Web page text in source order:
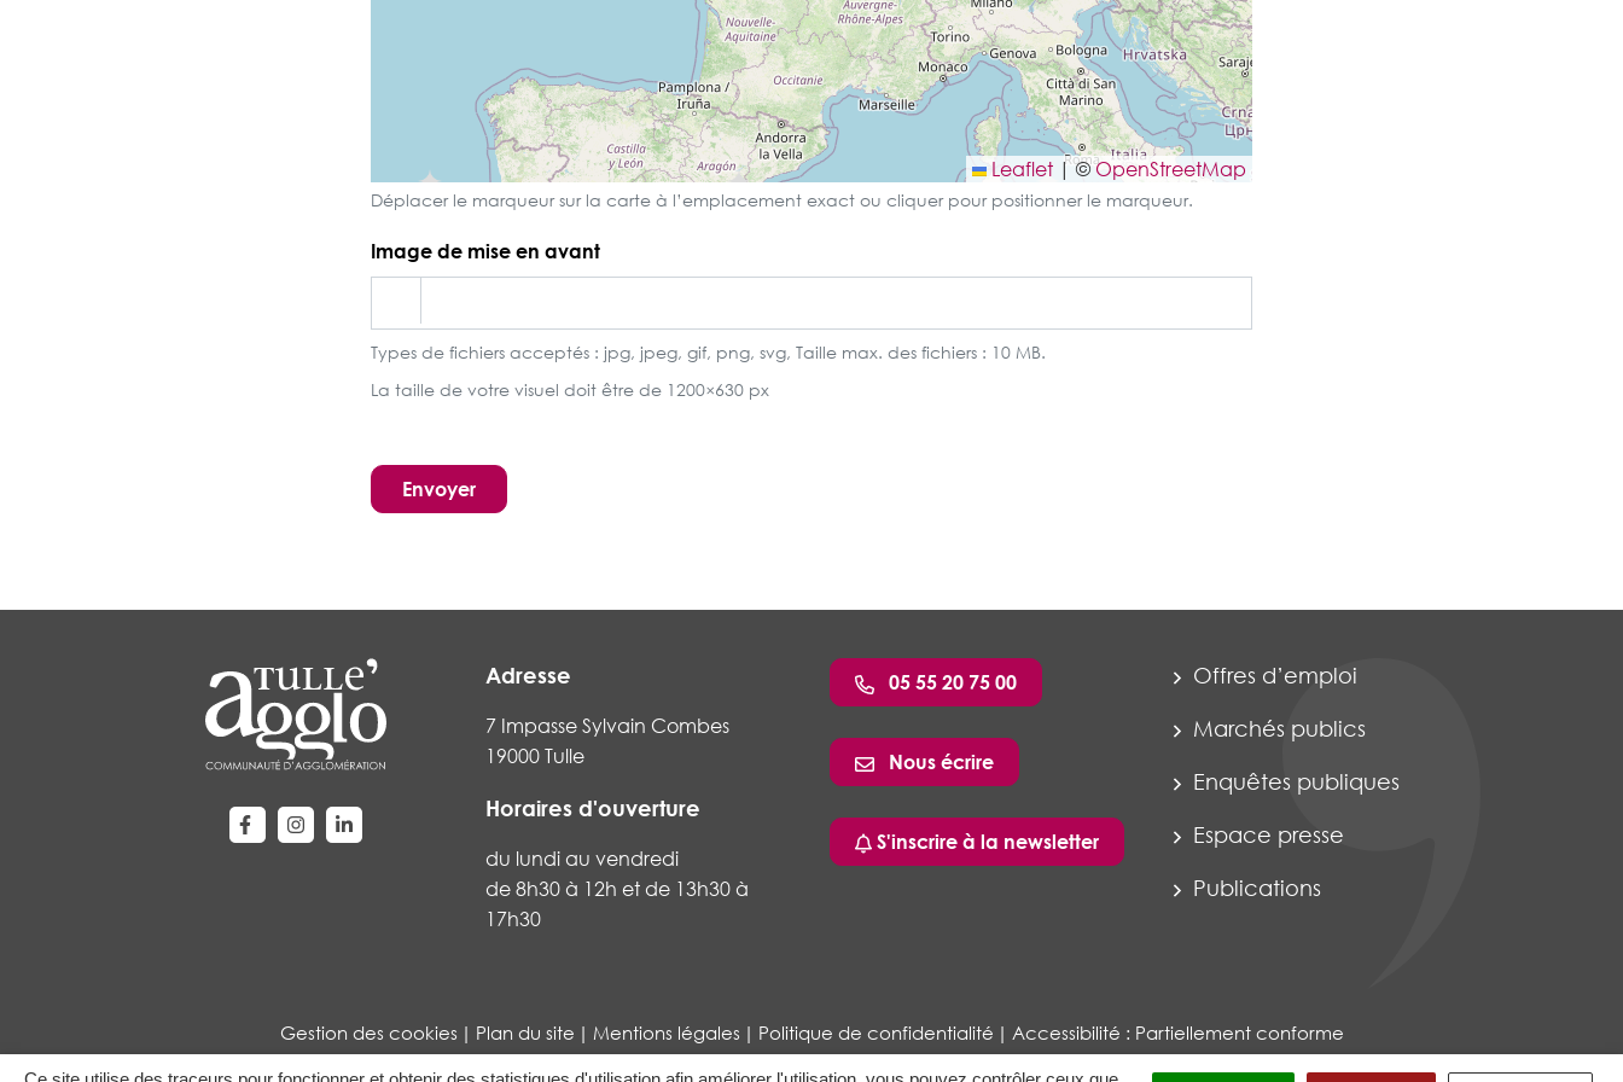
Leaflet |©OpenStreetMap
Déplacer le marqueur sur la carte à l’emplacement exact ou cliquer pour positionner le marqueur.
Image de mise en avant
Types de fichiers acceptés : jpg, jpeg, gif, png, svg, Taille max. des fichiers : 10 MB.
La taille de votre visuel doit être de 1200×630 px
Lien vers le compte Facebook
Lien vers le compte Instagram
Lien vers le compte Linkedin
Adresse
7 Impasse Sylvain Combes
19000 Tulle
Horaires d'ouverture
du lundi au vendredi
de 8h30 à 12h et de 13h30 à
17h30
05 55 20 75 00
Nous écrire
S'inscrire à la newsletter
Offres d’emploi
Marchés publics
Enquêtes publiques
Espace presse
Publications
Gestion des cookies Plan du site Mentions légales Politique de confidentialité Accessibilité : Partiellement conforme